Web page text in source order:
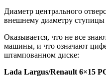
Диаметр центрального
внешнему диаметру ступицы
Оказывается, что не все
машины, и что означают
штампованном диске:
Lada Largus/Renault 6×15